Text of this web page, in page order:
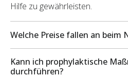
Hilfe zu gewährleisten.
Welche Preise fallen an beim
Kann ich prophylaktische
durchführen?